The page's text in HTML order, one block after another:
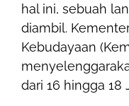
hal ini, sebuah
diambil.
Kebudayaan
dari 16 hingga 18